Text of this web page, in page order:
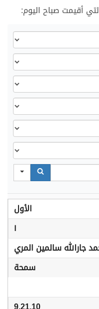
أقيمت صباح اليوم:
الأول
١
جارالله سالمين المري
سمحة